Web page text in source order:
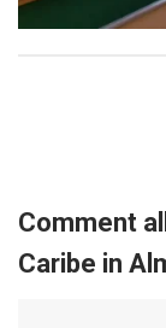
Comment
Caribe in